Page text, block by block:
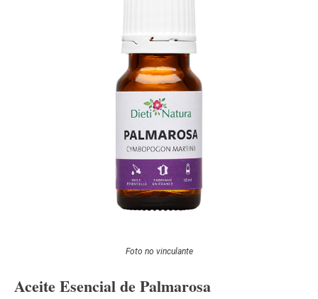
Foto no vinculante
Aceite Esencial de Palmarosa